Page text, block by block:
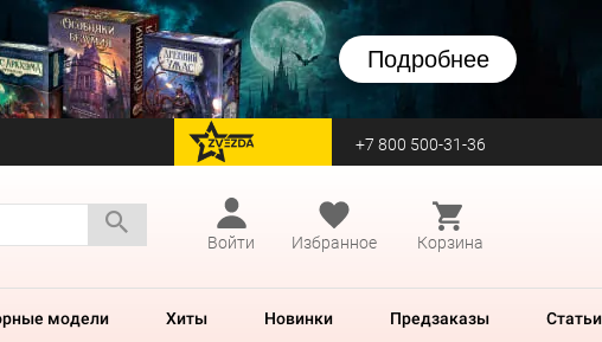
Подробнее
перейти на Zvezda +7 800 500-31-36
Войти
Избранное Корзина
модели Хиты Новинки Предзаказы Статьи